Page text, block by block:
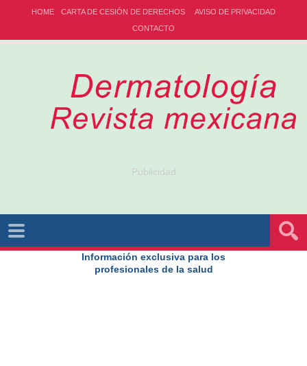
HOME CARTA DE CESIÓN DE DERECHOS
AVISO DE PRIVACIDAD
CONTACTO
Publicidad
Información exclusiva para los
profesionales de la salud